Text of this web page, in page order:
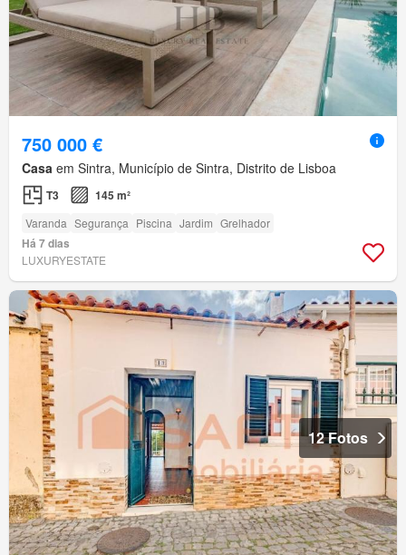
750 000 €
Casa em Sintra, Município de Sintra, Distrito de Lisboa
T3 145 m²
Varanda Segurança Piscina Jardim Grelhador
Há 7 dias
LUXURYESTATE
12 Fotos